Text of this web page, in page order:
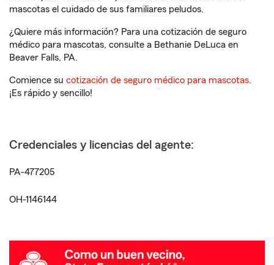
mascotas el cuidado de sus familiares peludos.
¿Quiere más información? Para una cotización de seguro
médico para mascotas, consulte a Bethanie DeLuca en
Beaver Falls, PA.
Comience su cotización de seguro médico para mascotas.
¡Es rápido y sencillo!
Credenciales y licencias del agente:
PA-477205
OH-1146144